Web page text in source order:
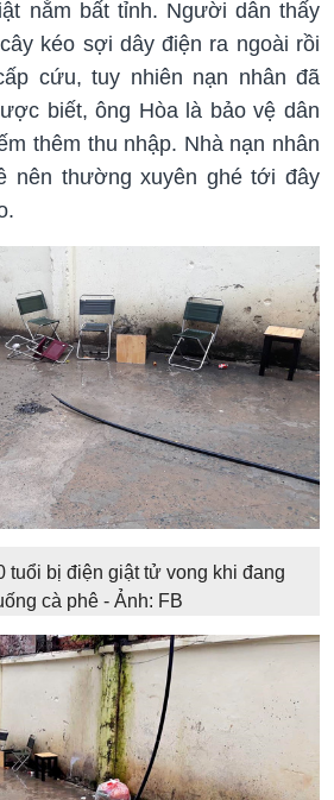
nằm bất tỉnh. Người dân thấy
kéo sợi dây điện ra ngoài rồi
cứu, tuy nhiên nạn nhân đã
biết, ông Hòa là bảo vệ dân
thêm thu nhập. Nhà nạn nhân
nên thường xuyên ghé tới đây
tuổi bị điện giật tử vong khi đang
cà phê - Ảnh: FB